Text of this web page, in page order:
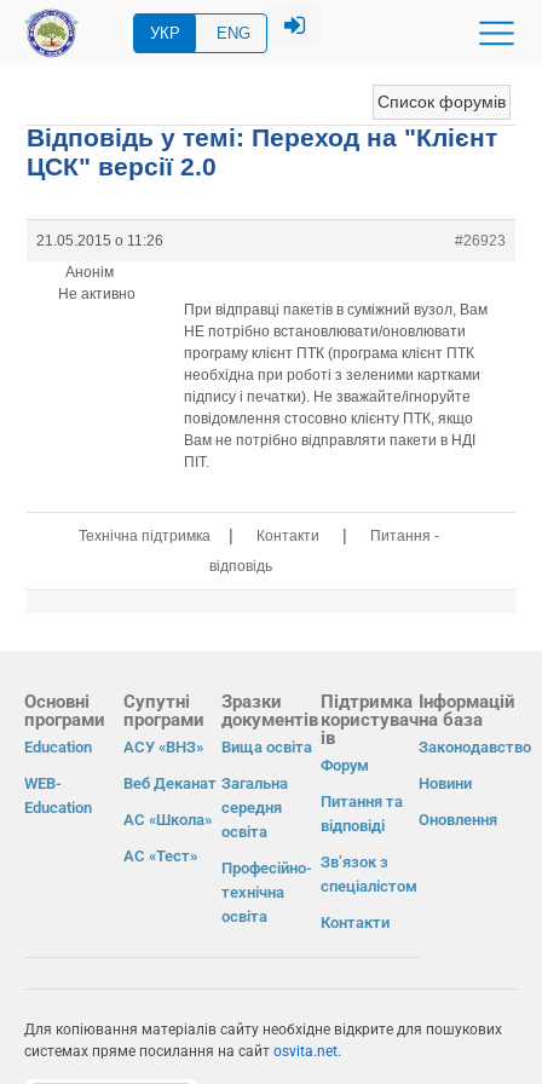
УКР ENG
Список форумів
Відповідь у темі: Переход на "Клієнт
ЦСК" версії 2.0
21.05.2015 о 11:26
#26923
Анонім
Не активно
При відправці пакетів в суміжний вузол, Вам
НЕ потрібно встановлювати/оновлювати
програму клієнт ПТК (програма клієнт ПТК
необхідна при роботі з зеленими картками
підпису і печатки). Не зважайте/ігноруйте
повідомлення стосовно клієнту ПТК, якщо
Вам не потрібно відправляти пакети в НДІ
ПІТ.
Технічна підтримка | Контакти |
Питання -
відповідь
Основні
програми
Education
WEB-
Education
Супутні
програми
АСУ «ВНЗ»
Веб Деканат
АС «Школа»
АС «Тест»
Зразки
документів
Вища освіта
Загальна
середня
освіта
Професійно-
технічна
освіта
Підтримка
користувач
ів
Форум
Питання та
відповіді
Зв’язок з
спеціалістом
Контакти
Інформацій
на база
Законодавство
Новини
Оновлення
Для копіювання матеріалів сайту необхідне відкрите для пошукових
системах пряме посилання на сайт osvita.net.